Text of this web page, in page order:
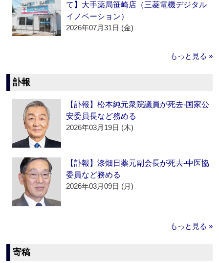
て】大手薬局笹崎店（三菱電機デジタル
イノベーション）
2026年07月31日 (金)
もっと見る »
訃報
【訃報】松本純元衆院議員が死去‐国家公
安委員長など務める
2026年03月19日 (木)
【訃報】漆畑日薬元副会長が死去‐中医協
委員など務める
2026年03月09日 (月)
もっと見る »
寄稿